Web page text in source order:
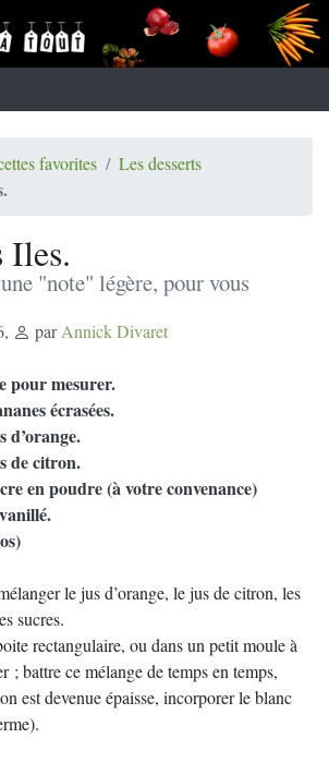
favorites Les desserts
Iles.
"note" légère, pour vous
, parAnnick Divaret
pour mesurer.
écrasées.
d’orange.
de citron.
en poudre (à votre convenance)
le jus d’orange, le jus de citron, les
sucres.
rectangulaire, ou dans un petit moule à
; battre ce mélange de temps en temps,
est devenue épaisse, incorporer le blanc